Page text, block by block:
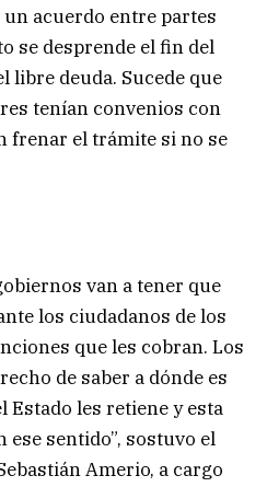
acuerdo entre partes
se desprende el fin del
deuda. Sucede que
tenían convenios con
frenar el trámite si no se
van a tener que
los ciudadanos de los
que les cobran. Los
de saber a dónde es
Estado les retiene y esta
ese sentido”, sostuvo el
Amerio, a cargo